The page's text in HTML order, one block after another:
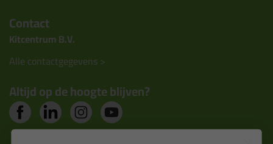
Contact
Kitcentrum B.V.
Alle contactgegevens >
Altijd op de hoogte blijven?